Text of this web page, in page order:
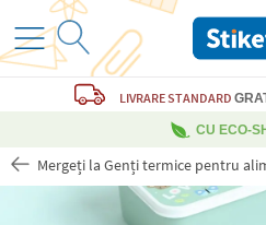
LIVRARE STANDARD
CU ECO-
Mergeți la Genți termice pentru